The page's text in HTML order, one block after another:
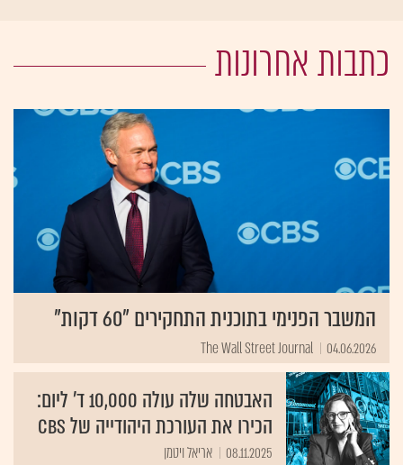
כתבות אחרונות
המשבר הפנימי בתוכנית התחקירים "60 דקות"
04.06.2026
The Wall Street Journal
האבטחה שלה עולה 10,000 ד' ליום:
הכירו את העורכת היהודייה של CBS
08.11.2025 אריאל ויטמן